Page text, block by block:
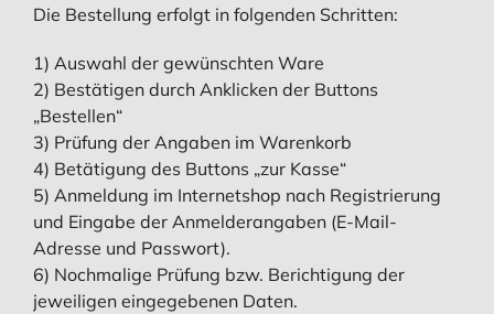
Die Bestellung erfolgt in folgenden Schritten:
1) Auswahl der gewünschten Ware
2) Bestätigen durch Anklicken der Buttons
„Bestellen“
3) Prüfung der Angaben im Warenkorb
4) Betätigung des Buttons „zur Kasse“
5) Anmeldung im Internetshop nach Registrierung
und Eingabe der Anmelderangaben (E-Mail-
Adresse und Passwort).
6) Nochmalige Prüfung bzw. Berichtigung der
jeweiligen eingegebenen Daten.